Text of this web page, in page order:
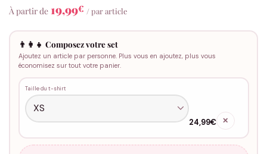
À partir de 19,99€ / par article
👨‍👩‍👧 Composez votre set
Ajoutez un article par personne. Plus vous en ajoutez, plus vous
économisez sur tout votre panier.
Taille du t-shirt
24,99€ ✕